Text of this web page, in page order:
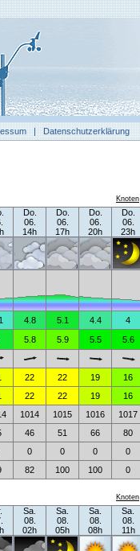
|Datenschutzerklärung
Knoten
Do.
06.
14h
Do.
06.
17h
Do.
06.
20h
Do.
06.
23h
4.8 5.1 4.4 4
5.8 5.9 5.5 5.6
22 22 19 16
22 22 19 16
1014 1015 1016 1017
46 51 66 80
0 0 0 0
82 100 100 0
Knoten
Sa.
08.
02h
Sa.
08.
05h
Sa.
08.
08h
Sa.
08.
11h